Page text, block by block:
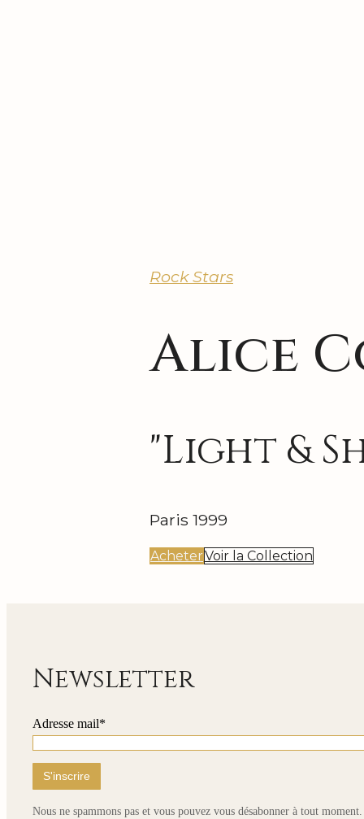
Rock Stars
Alice
"Light &
Paris 1999
AcheterVoir la Collection
Newsletter
Adresse mail*
Nous ne spammons pas et vous pouvez vous désabonner à tout moment.